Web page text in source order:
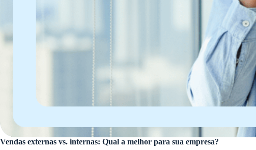
Vendas externas vs. internas: Qual a melhor para sua empresa?